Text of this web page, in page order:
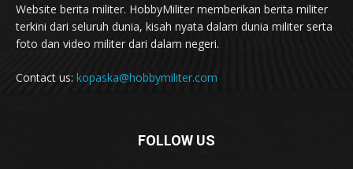
Website berita militer. HobbyMiliter memberikan berita militer
terkini dari seluruh dunia, kisah nyata dalam dunia militer serta
foto dan video militer dari dalam negeri.
Contact us: kopaska@hobbymiliter.com
FOLLOW US